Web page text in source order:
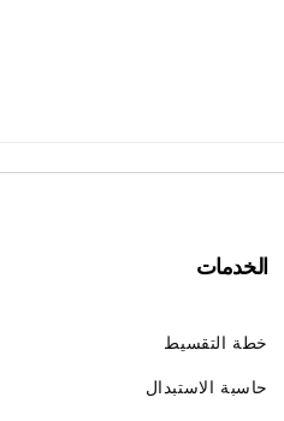
الخدمات
خطة التقسيط
حاسبة الاستبدال